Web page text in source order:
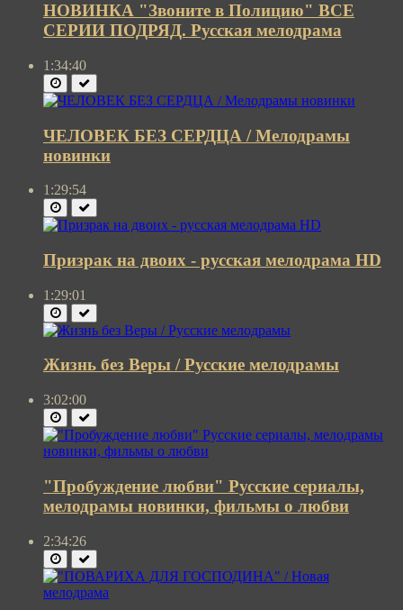
НОВИНКА "Звоните в Полицию" ВСЕ
СЕРИИ ПОДРЯД. Русская мелодрама
1:34:40
ЧЕЛОВЕК БЕЗ СЕРДЦА / Мелодрамы
новинки
1:29:54
Призрак на двоих - русская мелодрама HD
1:29:01
Жизнь без Веры / Русские мелодрамы
3:02:00
"Пробуждение любви" Русские сериалы,
мелодрамы новинки, фильмы о любви
2:34:26